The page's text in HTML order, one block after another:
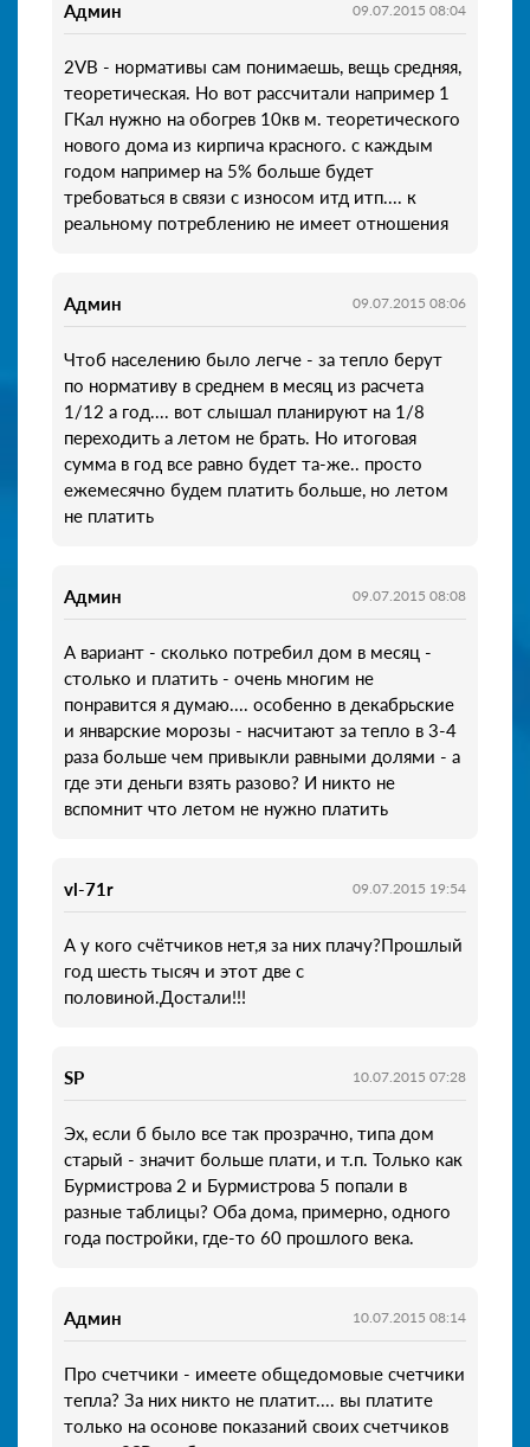
Админ 09.07.2015 08:04
2VB - нормативы сам понимаешь, вещь средняя,
теоретическая. Но вот рассчитали например 1
ГКал нужно на обогрев 10кв м. теоретического
нового дома из кирпича красного. с каждым
годом например на 5% больше будет
требоваться в связи с износом итд итп.... к
реальному потреблению не имеет отношения
Админ 09.07.2015 08:06
Чтоб населению было легче - за тепло берут
по нормативу в среднем в месяц из расчета
1/12 а год.... вот слышал планируют на 1/8
переходить а летом не брать. Но итоговая
сумма в год все равно будет та-же.. просто
ежемесячно будем платить больше, но летом
не платить
Админ 09.07.2015 08:08
А вариант - сколько потребил дом в месяц -
столько и платить - очень многим не
понравится я думаю.... особенно в декабрьские
и январские морозы - насчитают за тепло в 3-4
раза больше чем привыкли равными долями - а
где эти деньги взять разово? И никто не
вспомнит что летом не нужно платить
vl-71r 09.07.2015 19:54
А у кого счётчиков нет,я за них плачу?Прошлый
год шесть тысяч и этот две с
половиной.Достали!!!
SP 10.07.2015 07:28
Эх, если б было все так прозрачно, типа дом
старый - значит больше плати, и т.п. Только как
Бурмистрова 2 и Бурмистрова 5 попали в
разные таблицы? Оба дома, примерно, одного
года постройки, где-то 60 прошлого века.
Админ 10.07.2015 08:14
Про счетчики - имеете общедомовые счетчики
тепла? За них никто не платит.... вы платите
только на осонове показаний своих счетчиков